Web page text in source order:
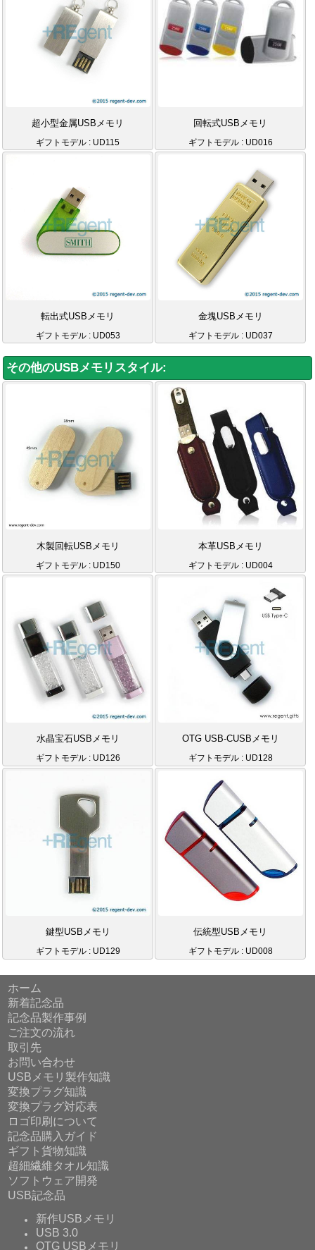
超小型金属USBメモリ
ギフトモデル : UD115
回転式USBメモリ
ギフトモデル : UD016
転出式USBメモリ
ギフトモデル : UD053
金塊USBメモリ
ギフトモデル : UD037
その他のUSBメモリスタイル:
木製回転USBメモリ
ギフトモデル : UD150
本革USBメモリ
ギフトモデル : UD004
水晶宝石USBメモリ
ギフトモデル : UD126
OTG USB-CUSBメモリ
ギフトモデル : UD128
鍵型USBメモリ
ギフトモデル : UD129
伝統型USBメモリ
ギフトモデル : UD008
ホーム
新着記念品
記念品製作事例
ご注文の流れ
取引先
お問い合わせ
USBメモリ製作知識
変換プラグ知識
変換プラグ対応表
ロゴ印刷について
記念品購入ガイド
ギフト貨物知識
超細繊維タオル知識
ソフトウェア開発
USB記念品
新作USBメモリ
USB 3.0
OTG USBメモリ